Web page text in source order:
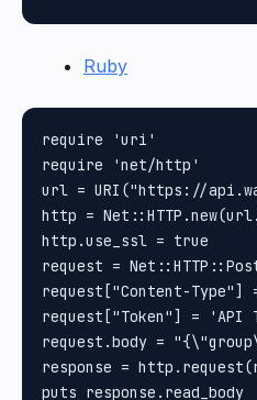
Ruby
require 'uri'
require 'net/http'
url = URI("https://
http =
http.use_ssl = true
request =
request["Content-
request["Token"] = 'API
request.body =
response =